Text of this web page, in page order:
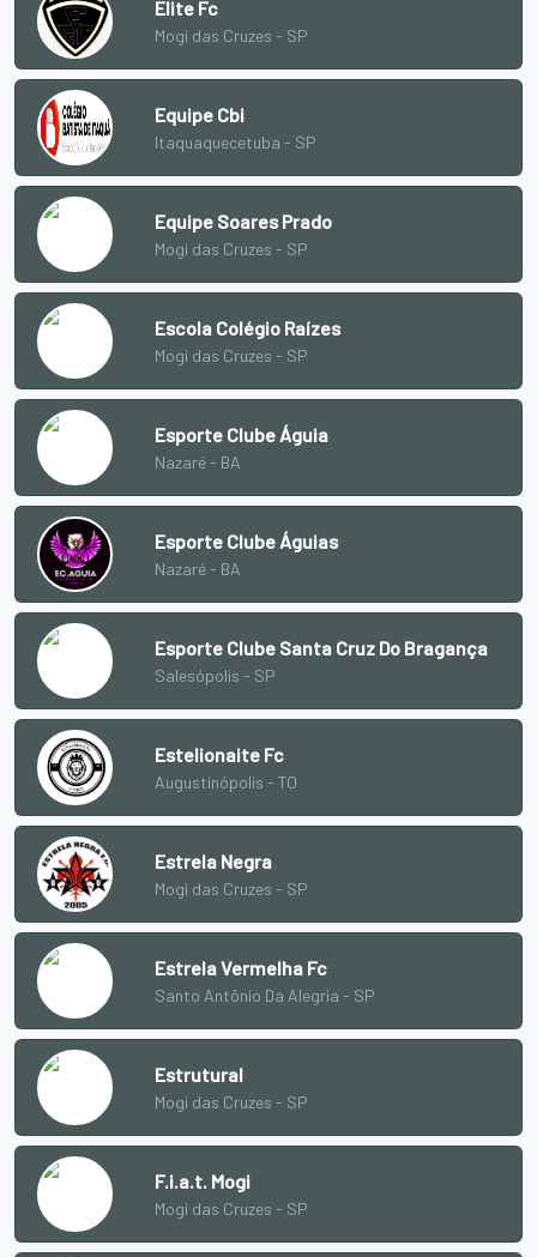
Elite Fc
Mogi das Cruzes - SP
Equipe Cbi
Itaquaquecetuba - SP
Equipe Soares Prado
Mogi das Cruzes - SP
Escola Colégio Raízes
Mogi das Cruzes - SP
Esporte Clube Águia
Nazaré - BA
Esporte Clube Águias
Nazaré - BA
Esporte Clube Santa Cruz Do Bragança
Salesópolis - SP
Estelionaite Fc
Augustinópolis - TO
Estrela Negra
Mogi das Cruzes - SP
Estrela Vermelha Fc
Santo Antônio Da Alegria - SP
Estrutural
Mogi das Cruzes - SP
F.i.a.t. Mogi
Mogi das Cruzes - SP